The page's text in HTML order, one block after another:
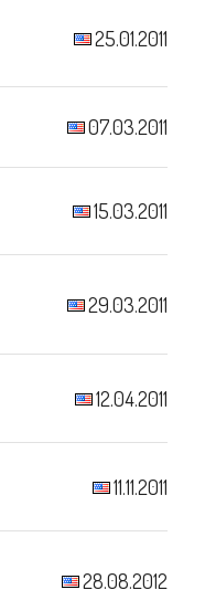
25.01.2011
07.03.2011
15.03.2011
29.03.2011
12.04.2011
11.11.2011
28.08.2012